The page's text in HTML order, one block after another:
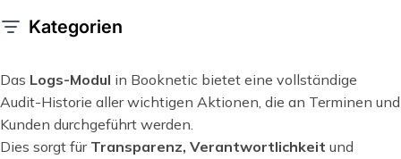
Kategorien
Das Logs-Modul in Booknetic bietet eine vollständige
Audit-Historie aller wichtigen Aktionen, die an Terminen und
Kunden durchgeführt werden.
Dies sorgt für Transparenz, Verantwortlichkeit und